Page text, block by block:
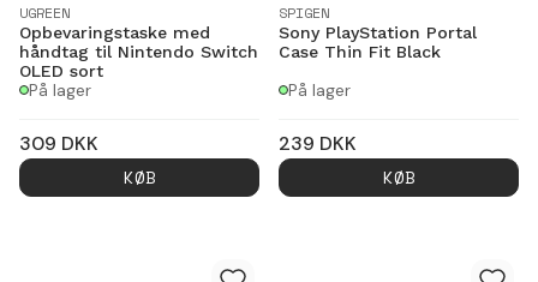
UGREEN
Opbevaringstaske med
håndtag til Nintendo Switch
OLED sort
På lager
309 DKK
KØB
SPIGEN
Sony PlayStation Portal
Case Thin Fit Black
På lager
239 DKK
KØB